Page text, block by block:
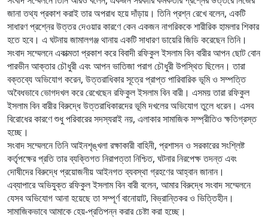
জানা তথ্য প্রকাশ করাই তার অপরাধ হয়ে দাঁড়ায়। তিনি প্রশ্ন রেখে বলেন, একটি
সাধারণ প্রশ্নের উত্তর দেওয়ার কারণে কেন একজন নাগরিককে শারীরিক হামলার শিকার
হতে হবে। এ ঘটনায় জামালগঞ্জ থানায় একটি সাধারণ ডায়েরি জিডি করেছেন তিনি।
‎সংবাদ সম্মেলনে একাত্মতা প্রকাশ করে বিবাদী রফিকুল ইসলাম বিন বারীর আপন ছোট বোন
পারভীন আক্তার চৌধুরী এবং আপন ভাতিজা পরাগ চৌধুরী উপস্থিত ছিলেন। তারা
বক্তব্যে অভিযোগ করেন, উত্তরাধিকার সূত্রে প্রাপ্ত পারিবারিক ভূমি ও সম্পত্তি
অবৈধভাবে ভোগদখল করে রেখেছেন রফিকুল ইসলাম বিন বারী। এসময় তারা রফিকুল
ইসলাম বিন বারীর বিরুদ্ধে উত্তরাধিকারদের ভূমি দখলের অভিযোগ তুলে ধরেন। এসব
বিরোধের কারণে শুধু পরিবারের সদস্যরাই নয়, এলাকার সামাজিক সম্প্রীতিও ক্ষতিগ্রস্ত
হচ্ছে।
‎সংবাদ সম্মেলনে তিনি আইনশৃঙ্খলা রক্ষাকারী বাহিনী, প্রশাসন ও সরকারের সংশ্লিষ্ট
কর্তৃপক্ষের প্রতি তার ব্যক্তিগত নিরাপত্তা নিশ্চিত, ঘটনার নিরপেক্ষ তদন্ত এবং
দোষীদের বিরুদ্ধে প্রয়োজনীয় আইনগত ব্যবস্থা গ্রহণের আহ্বান জানান।
‎এব্যাপারে অভিযুক্ত রফিকুল ইসলাম বিন বারী বলেন, আমার বিরুদ্ধে সংবাদ সম্মেলনে
যেসব অভিযোগ আনা হয়েছে তা সম্পূর্ণ বানোয়াট, বিভ্রান্তিকর ও ভিত্তিহীন।
সামাজিকভাবে আমাকে হেয়-প্রতিপন্ন করার চেষ্টা করা হচ্ছে।